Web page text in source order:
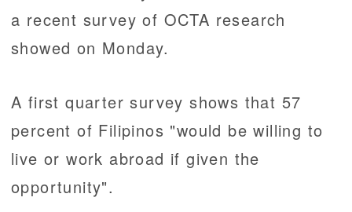
a recent survey of OCTA research
showed on Monday.
A first quarter survey shows that 57
percent of Filipinos "would be willing to
live or work abroad if given the
opportunity".